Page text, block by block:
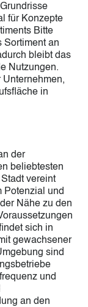
für Konzepte
Bitte
Sortiment an
bleibt das
Nutzungen.
Unternehmen,
in
der
beliebtesten
vereint
Potenzial und
Nähe zu den
sich in
gewachsener
sind
und
an den